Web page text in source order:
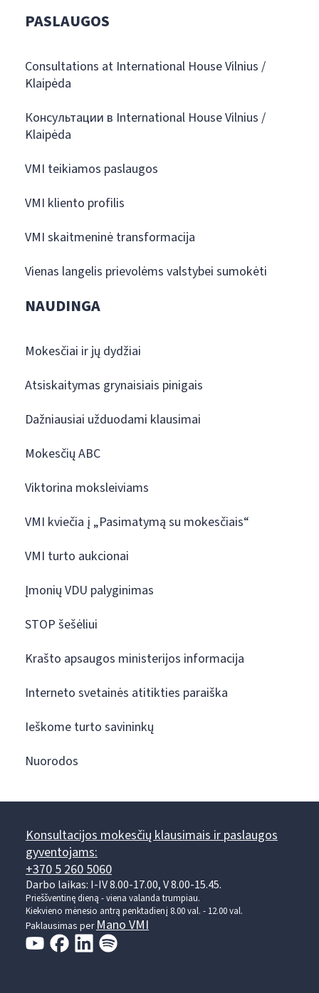
PASLAUGOS
Consultations at International House Vilnius /
Klaipėda
Консультации в International House Vilnius /
Klaipėda
VMI teikiamos paslaugos
VMI kliento profilis
VMI skaitmeninė transformacija
Vienas langelis prievolėms valstybei sumokėti
NAUDINGA
Mokesčiai ir jų dydžiai
Atsiskaitymas grynaisiais pinigais
Dažniausiai užduodami klausimai
Mokesčių ABC
Viktorina moksleiviams
VMI kviečia į „Pasimatymą su mokesčiais“
VMI turto aukcionai
Įmonių VDU palyginimas
STOP šešėliui
Krašto apsaugos ministerijos informacija
Interneto svetainės atitikties paraiška
Ieškome turto savininkų
Nuorodos
Konsultacijos mokesčių klausimais ir paslaugos
gyventojams:
+370 5 260 5060
Darbo laikas: I-IV 8.00-17.00, V 8.00-15.45.
Prieššventinę dieną - viena valanda trumpiau.
Kiekvieno mėnesio antrą penktadienį 8.00 val. - 12.00 val.
Paklausimas per Mano VMI